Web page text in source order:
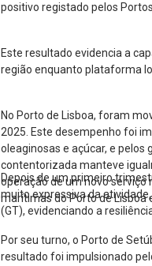
positivo registado pelos
Este resultado evidencia a
região enquanto plataforma
No Porto de Lisboa, foram
2025. Este desempenho foi
oleaginosas e açúcar, e
contentorizada manteve
operação de um novo
marítimas do Porto de Lisboa
Depois de um primeiro
muito expressiva da
(GT), evidenciando a
Por seu turno, o Porto de
resultado foi impulsionado